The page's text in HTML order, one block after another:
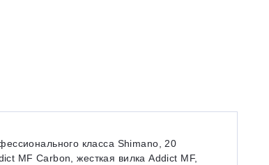
класса Shimano, 20
MF Carbon, жесткая вилка Addict MF,